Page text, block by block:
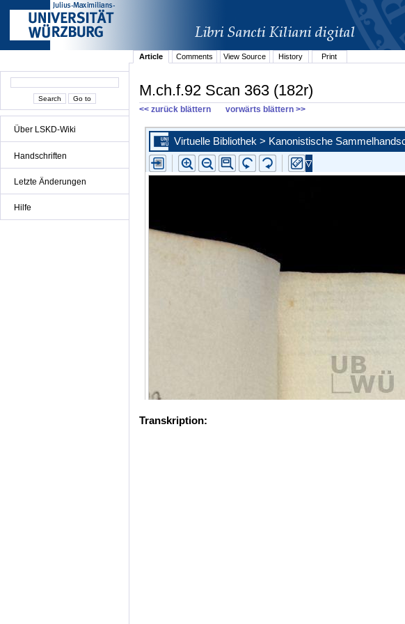
Über LSKD-Wiki
Handschriften
Letzte Änderungen
Hilfe
Article
Comments View Source History Print
M.ch.f.92 Scan 363 (182r)
<< zurück blättern vorwärts blättern >>
Transkription: